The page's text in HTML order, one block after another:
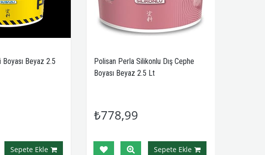
Beyaz 2.5
Sepete Ekle
Polisan Perla Silikonlu Dış Cephe
Boyası Beyaz 2.5 Lt
₺778,99
Sepete Ekle